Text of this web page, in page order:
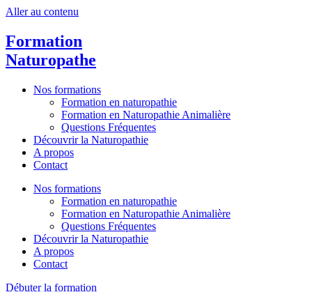
Aller au contenu
Formation
Naturopathe
Nos formations
Formation en naturopathie
Formation en Naturopathie Animalière
Questions Fréquentes
Découvrir la Naturopathie
A propos
Contact
Nos formations
Formation en naturopathie
Formation en Naturopathie Animalière
Questions Fréquentes
Découvrir la Naturopathie
A propos
Contact
Débuter la formation